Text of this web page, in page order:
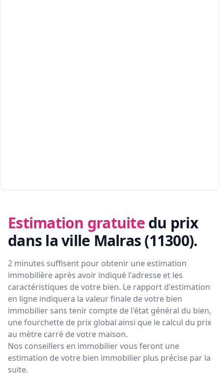
Estimation gratuite du prix
dans la ville Malras (11300).
2 minutes suffisent pour obtenir une estimation
immobilière après avoir indiqué l'adresse et les
caractéristiques de votre bien. Le rapport d'estimation
en ligne indiquera la valeur finale de votre bien
immobilier sans tenir compte de l'état général du bien,
une fourchette de prix global ainsi que le calcul du prix
au mètre carré de votre maison.
Nos conseillers en immobilier vous feront une
estimation de votre bien immobilier plus précise par la
suite.